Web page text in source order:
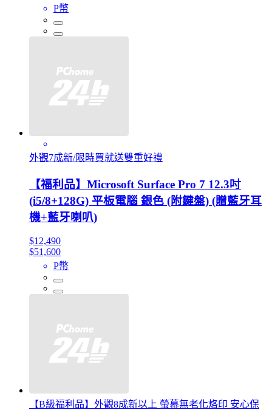
P幣
外觀7成新/限時買就送雙重好禮
【福利品】Microsoft Surface Pro 7 12.3吋
(i5/8+128G) 平板電腦 銀色 (附鍵盤) (贈藍牙耳
機+藍牙喇叭)
$12,490
$51,600
P幣
【B級福利品】外觀8成新以上 螢幕無老化烙印 安心保